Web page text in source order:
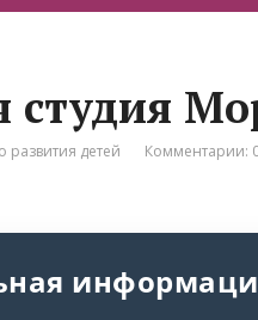
студия
развития детей Комментарии: